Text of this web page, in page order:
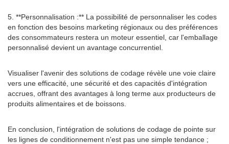
5. **Personnalisation :** La possibilité de personnaliser les codes
en fonction des besoins marketing régionaux ou des préférences
des consommateurs restera un moteur essentiel, car l'emballage
personnalisé devient un avantage concurrentiel.
Visualiser l'avenir des solutions de codage révèle une voie claire
vers une efficacité, une sécurité et des capacités d'intégration
accrues, offrant des avantages à long terme aux producteurs de
produits alimentaires et de boissons.
En conclusion, l'intégration de solutions de codage de pointe sur
les lignes de conditionnement n'est pas une simple tendance ;